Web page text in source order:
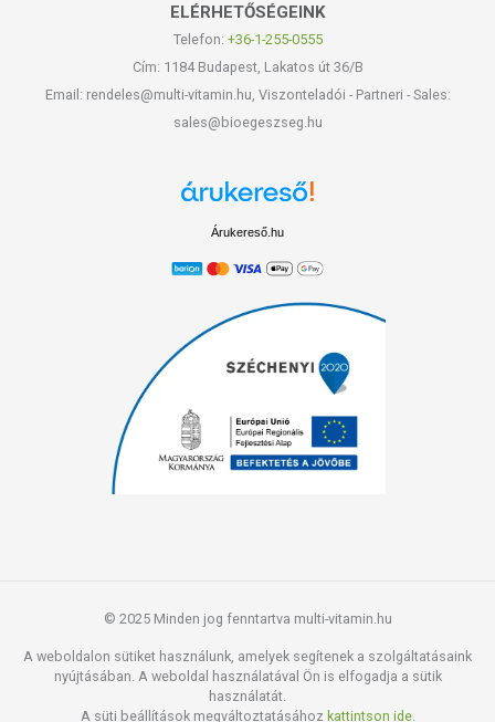
ELÉRHETŐSÉGEINK
Telefon: +36-1-255-0555
Cím: 1184 Budapest, Lakatos út 36/B
Email: rendeles@multi-vitamin.hu, Viszonteladói - Partneri - Sales:
sales@bioegeszseg.hu
Árukereső.hu
© 2025 Minden jog fenntartva multi-vitamin.hu
A weboldalon sütiket használunk, amelyek segítenek a szolgáltatásaink
nyújtásában. A weboldal használatával Ön is elfogadja a sütik
használatát.
A süti beállítások megváltoztatásához kattintson ide.